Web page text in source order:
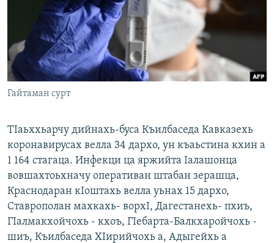
Гайтаман сурт
ТIаьххьарчу дийнахь-буса Къилбаседа Кавказехь
коронавирусах велла 34 дархо, ун къаьстина кхин а
1 164 стагаца. Инфекци ца яржийта Iалашонца
вовшахтоьхначу оперативан штабан зерашца,
Краснодаран кIоштахь велла уьнах 15 дархо,
Ставрополан махкахь- ворхI, Дагестанехь- пхиъ,
ГIалмакхойчохь - кхоъ, ГIебарта-Балкхаройчохь -
шиъ, Къилбаседа ХIирийчохь а, Адыгейхь а